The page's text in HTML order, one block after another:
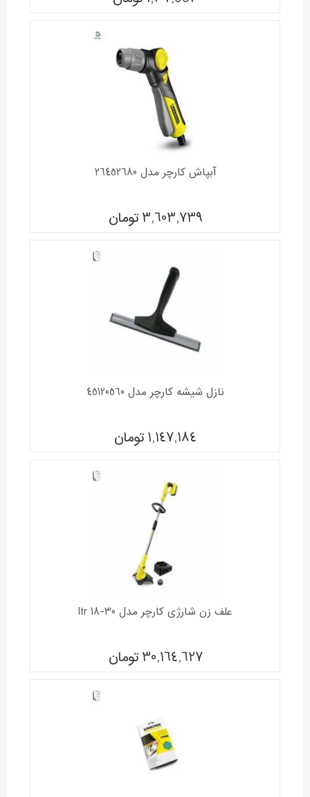
آبپاش کارچر مدل 26452680
3,603,739 تومان
نازل شیشه کارچر مدل 45120560
1,147,184 تومان
علف زن شارژی کارچر مدل ltr 18-30
30,164,627 تومان